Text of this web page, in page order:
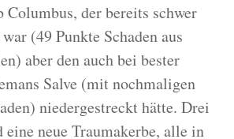
Columbus, der bereits schwer
(49 Punkte Schaden aus
aber den auch bei bester
Salve (mit nochmaligen
niedergestreckt hätte. Drei
eine neue Traumakerbe, alle in